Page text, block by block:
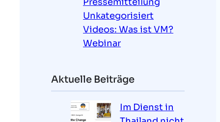
Pressemitteilung
Unkategorisiert
Videos: Was ist VM?
Webinar
Aktuelle Beiträge
Im Dienst in